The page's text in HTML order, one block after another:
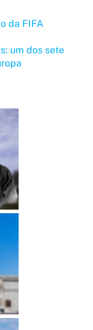
da FIFA
um dos sete